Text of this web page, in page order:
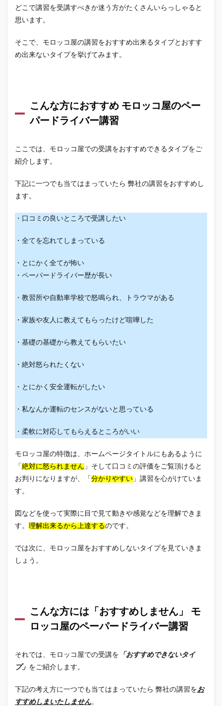
どこで講習を受講すべきか迷う方がたくさんいらっしゃると
思います。
そこで、モロッコ屋の講習をおすすめ出来るタイプとおすす
め出来ないタイプを挙げてみます。
こんな方におすすめ モロッコ屋のペー
パードライバー講習
ここでは、モロッコ屋での受講をおすすめできるタイプをご
紹介します。
下記に一つでも当てはまっていたら 弊社の講習をおすすめし
ます。
・口コミの良いところで受講したい
・全てを忘れてしまっている
・とにかく全てが怖い
・ペーパードライバー歴が長い
・教習所や自動車学校で怒鳴られ、トラウマがある
・家族や友人に教えてもらったけど喧嘩した
・基礎の基礎から教えてもらいたい
・絶対怒られたくない
・とにかく安全運転がしたい
・私なんか運転のセンスがないと思っている
・柔軟に対応してもらえるところがいい
モロッコ屋の特徴は、ホームページタイトルにもあるように
「 絶対に怒られません 」そして口コミの評価をご覧頂けると
お判りになりますが、「 分かりやすい 」講習を心がけていま
す。
図などを使って実際に目で見て動きや感覚などを理解できま
す。 理解出来るから上達するのです。
では次に、モロッコ屋をおすすめしないタイプを見ていきま
しょう。
こんな方には「おすすめしません」 モ
ロッコ屋のペーパードライバー講習
それでは、モロッコ屋での受講を 「おすすめできないタイ
プ」 をご紹介します。
下記の考え方に一つでも当てはまっていたら 弊社の講習をお
すすめしまいたしません。